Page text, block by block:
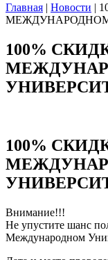
Главная | Новости |
100%
100%
Внимание!!!
Не упустите шанс
Международном